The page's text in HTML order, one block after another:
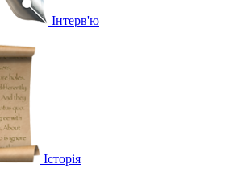
Інтерв'ю
Історія